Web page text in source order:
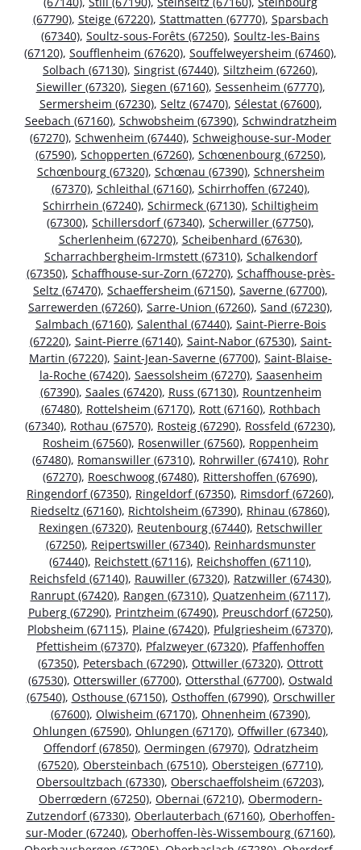
(67790), Steige (67220), Stattmatten (67770), Sparsbach
(67340), Soultz-sous-Forêts (67250), Soultz-les-Bains
(67120), Soufflenheim (67620), Souffelweyersheim (67460),
Solbach (67130), Singrist (67440), Siltzheim (67260),
Siewiller (67320), Siegen (67160), Sessenheim (67770),
Sermersheim (67230), Seltz (67470), Sélestat (67600),
Seebach (67160), Schwobsheim (67390), Schwindratzheim
(67270), Schwenheim (67440), Schweighouse-sur-Moder
(67590), Schopperten (67260), Schœnenbourg (67250),
Schœnbourg (67320), Schœnau (67390), Schnersheim
(67370), Schleithal (67160), Schirrhoffen (67240),
Schirrhein (67240), Schirmeck (67130), Schiltigheim
(67300), Schillersdorf (67340), Scherwiller (67750),
Scherlenheim (67270), Scheibenhard (67630),
Scharrachbergheim-Irmstett (67310), Schalkendorf
(67350), Schaffhouse-sur-Zorn (67270), Schaffhouse-près-
Seltz (67470), Schaeffersheim (67150), Saverne (67700),
Sarrewerden (67260), Sarre-Union (67260), Sand (67230),
Salmbach (67160), Salenthal (67440), Saint-Pierre-Bois
(67220), Saint-Pierre (67140), Saint-Nabor (67530), Saint-
Martin (67220), Saint-Jean-Saverne (67700), Saint-Blaise-
la-Roche (67420), Saessolsheim (67270), Saasenheim
(67390), Saales (67420), Russ (67130), Rountzenheim
(67480), Rottelsheim (67170), Rott (67160), Rothbach
(67340), Rothau (67570), Rosteig (67290), Rossfeld (67230),
Rosheim (67560), Rosenwiller (67560), Roppenheim
(67480), Romanswiller (67310), Rohrwiller (67410), Rohr
(67270), Roeschwoog (67480), Rittershoffen (67690),
Ringendorf (67350), Ringeldorf (67350), Rimsdorf (67260),
Riedseltz (67160), Richtolsheim (67390), Rhinau (67860),
Rexingen (67320), Reutenbourg (67440), Retschwiller
(67250), Reipertswiller (67340), Reinhardsmunster
(67440), Reichstett (67116), Reichshoffen (67110),
Reichsfeld (67140), Rauwiller (67320), Ratzwiller (67430),
Ranrupt (67420), Rangen (67310), Quatzenheim (67117),
Puberg (67290), Printzheim (67490), Preuschdorf (67250),
Plobsheim (67115), Plaine (67420), Pfulgriesheim (67370),
Pfettisheim (67370), Pfalzweyer (67320), Pfaffenhoffen
(67350), Petersbach (67290), Ottwiller (67320), Ottrott
(67530), Otterswiller (67700), Ottersthal (67700), Ostwald
(67540), Osthouse (67150), Osthoffen (67990), Orschwiller
(67600), Olwisheim (67170), Ohnenheim (67390),
Ohlungen (67590), Ohlungen (67170), Offwiller (67340),
Offendorf (67850), Oermingen (67970), Odratzheim
(67520), Obersteinbach (67510), Obersteigen (67710),
Obersoultzbach (67330), Oberschaeffolsheim (67203),
Oberrœdern (67250), Obernai (67210), Obermodern-
Zutzendorf (67330), Oberlauterbach (67160), Oberhoffen-
sur-Moder (67240), Oberhoffen-lès-Wissembourg (67160),